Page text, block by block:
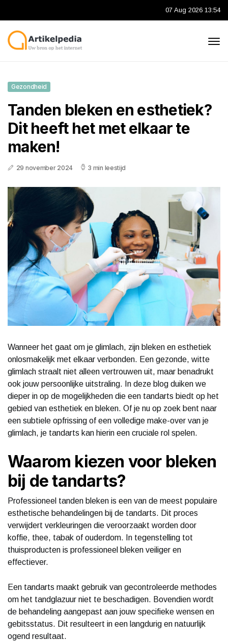
07 Aug 2026 13:54
Gezondheid
Tanden bleken en esthetiek?
Dit heeft het met elkaar te
maken!
29 november 2024 3 min leestijd
Wanneer het gaat om je glimlach, zijn bleken en esthetiek
onlosmakelijk met elkaar verbonden. Een gezonde, witte
glimlach straalt niet alleen vertrouwen uit, maar benadrukt
ook jouw persoonlijke uitstraling. In deze blog duiken we
dieper in op de mogelijkheden die een tandarts biedt op het
gebied van esthetiek en bleken. Of je nu op zoek bent naar
een subtiele opfrissing of een volledige make-over van je
glimlach, je tandarts kan hierin een cruciale rol spelen.
Waarom kiezen voor bleken
bij de tandarts?
Professioneel tanden bleken is een van de meest populaire
esthetische behandelingen bij de tandarts. Dit proces
verwijdert verkleuringen die veroorzaakt worden door
koffie, thee, tabak of ouderdom. In tegenstelling tot
thuisproducten is professioneel bleken veiliger en
effectiever.
Een tandarts maakt gebruik van gecontroleerde methodes
om het tandglazuur niet te beschadigen. Bovendien wordt
de behandeling aangepast aan jouw specifieke wensen en
gebitsstatus. Dit resulteert in een langdurig en natuurlijk
ogend resultaat.